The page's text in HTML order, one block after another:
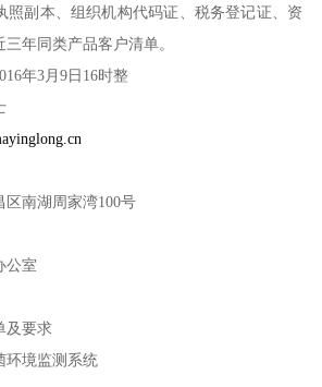
照副本、组织机构代码证、税务登记证、资
年同类产品客户清单。
年3月9日16时整
南湖周家湾100号
公室
及要求
环境监测系统